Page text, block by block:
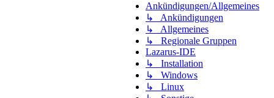
Ankündigungen/Allgemeines
↳ Ankündigungen
↳ Allgemeines
↳ Regionale Gruppen
Lazarus-IDE
↳ Installation
↳ Windows
↳ Linux